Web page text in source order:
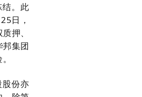
。此
日，
押、
集团
份亦